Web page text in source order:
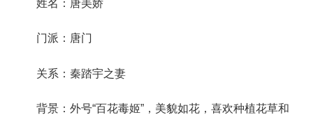
姓名：唐美娇
门派：唐门
关系：秦踏宇之妻
背景：外号“百花毒姬”，美貌如花，喜欢种植花草和